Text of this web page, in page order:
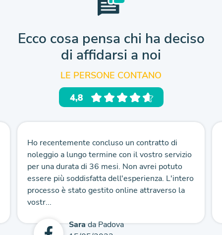
Ecco cosa pensa chi ha deciso
di affidarsi a noi
LE PERSONE CONTANO
Ho recentemente concluso un contratto di
noleggio a lungo termine con il vostro servizio
per una durata di 36 mesi. Non avrei potuto
essere più soddisfatta dell'esperienza. L'intero
processo è stato gestito online attraverso la
vostr...
Sarada Padova